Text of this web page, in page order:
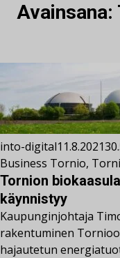
Avainsana:
into-digital11.8.2021
Business Tornio,
Tornion
käynnistyy
Kaupunginjohtaja
rakentuminen
hajautetun